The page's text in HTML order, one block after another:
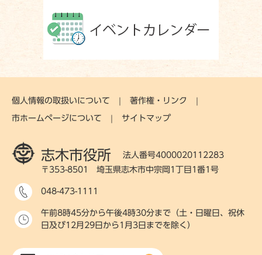
個人情報の取扱いについて 著作権・リンク
市ホームページについて サイトマップ
志木市役所
法人番号4000020112283
〒353-8501 埼玉県志木市中宗岡1丁目1番1号
048-473-1111
午前8時45分から午後4時30分まで（土・日曜日、祝休
日及び12月29日から1月3日までを除く）